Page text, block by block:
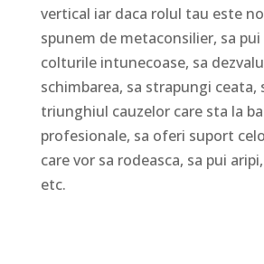
vertical iar daca rolul tau este
spunem de metaconsilier, sa
colturile intunecoase, sa
schimbarea, sa strapungi ceata,
triunghiul cauzelor care sta la
profesionale, sa oferi suport
care vor sa rodeasca, sa pui
etc.